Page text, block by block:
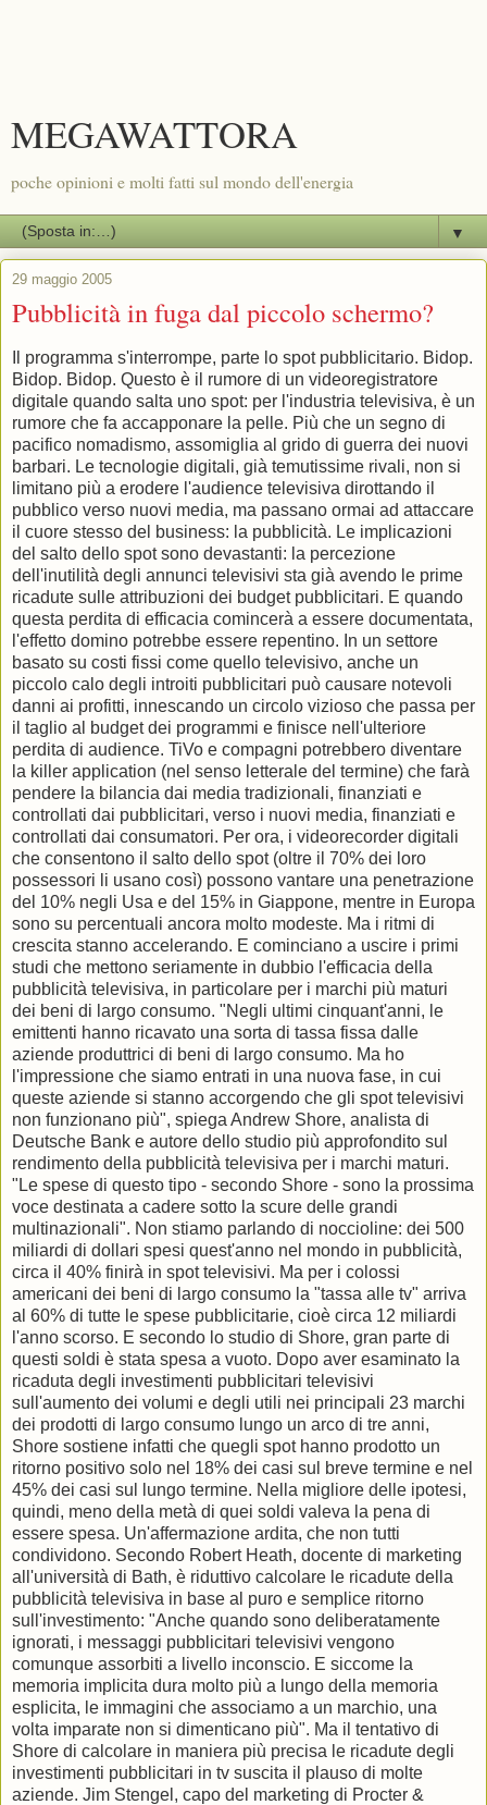
MEGAWATTORA
poche opinioni e molti fatti sul mondo dell'energia
▼
29 maggio 2005
Pubblicità in fuga dal piccolo schermo?
Il programma s'interrompe, parte lo spot pubblicitario. Bidop.
Bidop. Bidop. Questo è il rumore di un videoregistratore
digitale quando salta uno spot: per l'industria televisiva, è un
rumore che fa accapponare la pelle. Più che un segno di
pacifico nomadismo, assomiglia al grido di guerra dei nuovi
barbari. Le tecnologie digitali, già temutissime rivali, non si
limitano più a erodere l'audience televisiva dirottando il
pubblico verso nuovi media, ma passano ormai ad attaccare
il cuore stesso del business: la pubblicità. Le implicazioni
del salto dello spot sono devastanti: la percezione
dell'inutilità degli annunci televisivi sta già avendo le prime
ricadute sulle attribuzioni dei budget pubblicitari. E quando
questa perdita di efficacia comincerà a essere documentata,
l'effetto domino potrebbe essere repentino. In un settore
basato su costi fissi come quello televisivo, anche un
piccolo calo degli introiti pubblicitari può causare notevoli
danni ai profitti, innescando un circolo vizioso che passa per
il taglio al budget dei programmi e finisce nell'ulteriore
perdita di audience. TiVo e compagni potrebbero diventare
la killer application (nel senso letterale del termine) che farà
pendere la bilancia dai media tradizionali, finanziati e
controllati dai pubblicitari, verso i nuovi media, finanziati e
controllati dai consumatori. Per ora, i videorecorder digitali
che consentono il salto dello spot (oltre il 70% dei loro
possessori li usano così) possono vantare una penetrazione
del 10% negli Usa e del 15% in Giappone, mentre in Europa
sono su percentuali ancora molto modeste. Ma i ritmi di
crescita stanno accelerando. E cominciano a uscire i primi
studi che mettono seriamente in dubbio l'efficacia della
pubblicità televisiva, in particolare per i marchi più maturi
dei beni di largo consumo. "Negli ultimi cinquant'anni, le
emittenti hanno ricavato una sorta di tassa fissa dalle
aziende produttrici di beni di largo consumo. Ma ho
l'impressione che siamo entrati in una nuova fase, in cui
queste aziende si stanno accorgendo che gli spot televisivi
non funzionano più", spiega Andrew Shore, analista di
Deutsche Bank e autore dello studio più approfondito sul
rendimento della pubblicità televisiva per i marchi maturi.
"Le spese di questo tipo - secondo Shore - sono la prossima
voce destinata a cadere sotto la scure delle grandi
multinazionali". Non stiamo parlando di noccioline: dei 500
miliardi di dollari spesi quest'anno nel mondo in pubblicità,
circa il 40% finirà in spot televisivi. Ma per i colossi
americani dei beni di largo consumo la "tassa alle tv" arriva
al 60% di tutte le spese pubblicitarie, cioè circa 12 miliardi
l'anno scorso. E secondo lo studio di Shore, gran parte di
questi soldi è stata spesa a vuoto. Dopo aver esaminato la
ricaduta degli investimenti pubblicitari televisivi
sull'aumento dei volumi e degli utili nei principali 23 marchi
dei prodotti di largo consumo lungo un arco di tre anni,
Shore sostiene infatti che quegli spot hanno prodotto un
ritorno positivo solo nel 18% dei casi sul breve termine e nel
45% dei casi sul lungo termine. Nella migliore delle ipotesi,
quindi, meno della metà di quei soldi valeva la pena di
essere spesa. Un'affermazione ardita, che non tutti
condividono. Secondo Robert Heath, docente di marketing
all'università di Bath, è riduttivo calcolare le ricadute della
pubblicità televisiva in base al puro e semplice ritorno
sull'investimento: "Anche quando sono deliberatamente
ignorati, i messaggi pubblicitari televisivi vengono
comunque assorbiti a livello inconscio. E siccome la
memoria implicita dura molto più a lungo della memoria
esplicita, le immagini che associamo a un marchio, una
volta imparate non si dimenticano più". Ma il tentativo di
Shore di calcolare in maniera più precisa le ricadute degli
investimenti pubblicitari in tv suscita il plauso di molte
aziende. Jim Stengel, capo del marketing di Procter &